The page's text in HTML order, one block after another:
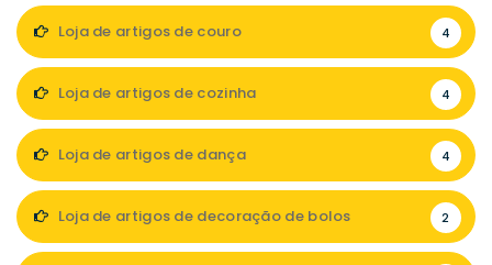
Loja de artigos de couro 4
Loja de artigos de cozinha 4
Loja de artigos de dança 4
Loja de artigos de decoração de bolos 2